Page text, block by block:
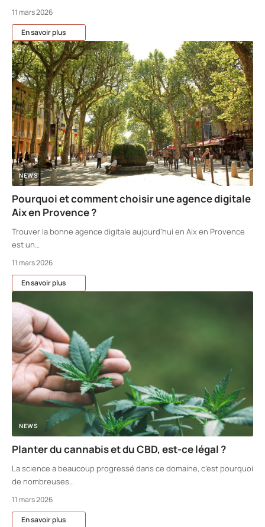
11 mars 2026
En savoir plus
NEWS
Pourquoi et comment choisir une agence digitale
Aix en Provence ?
Trouver la bonne agence digitale aujourd’hui en Aix en Provence
est un…
11 mars 2026
En savoir plus
NEWS
Planter du cannabis et du CBD, est-ce légal ?
La science a beaucoup progressé dans ce domaine, c’est pourquoi
de nombreuses…
11 mars 2026
En savoir plus